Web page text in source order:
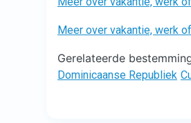
Meer over vakantie, werk
Gerelateerde
Dominicaanse Republiek